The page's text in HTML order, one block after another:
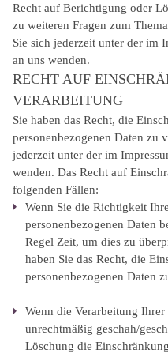
Recht auf Berichtigung oder
zu weiteren Fragen zum
Sie sich jederzeit unter der im
an uns wenden.
RECHT AUF
VERARBEITUNG
Sie haben das Recht, die
personenbezogenen Daten zu
jederzeit unter der im
wenden. Das Recht auf
folgenden Fällen:
Wenn Sie die Richtigkeit
personenbezogenen Daten
Regel Zeit, um dies zu
haben Sie das Recht, die
personenbezogenen Daten
Wenn die Verarbeitung
unrechtmäßig geschah/
Löschung die